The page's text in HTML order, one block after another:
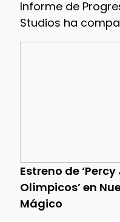
Informe de
Studios ha
Estreno de
Olímpicos’ en
Mágico